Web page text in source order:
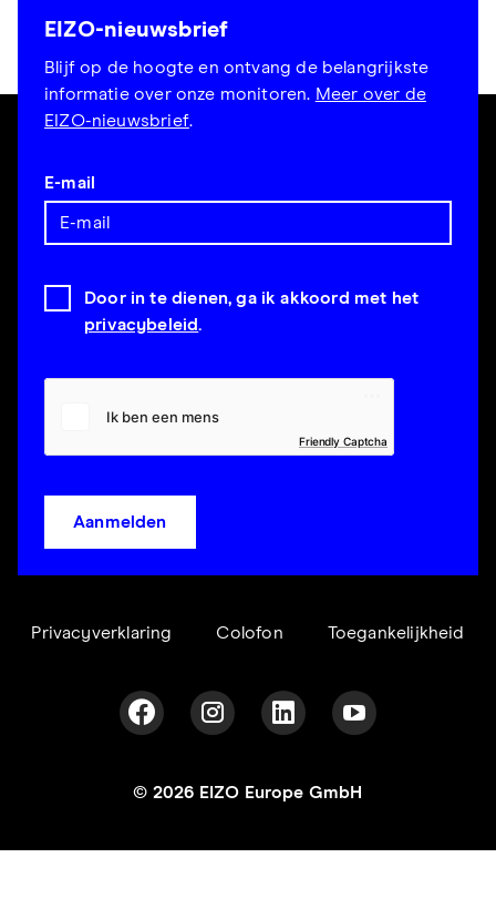
EIZO-nieuwsbrief
Blijf op de hoogte en ontvang de belangrijkste
informatie over onze monitoren. Meer over de
EIZO-nieuwsbrief.
E-mail
Door in te dienen, ga ik akkoord met het
privacybeleid.
Friendly Captcha
Aanmelden
Privacyverklaring Colofon Toegankelijkheid
© 2026 EIZO Europe GmbH